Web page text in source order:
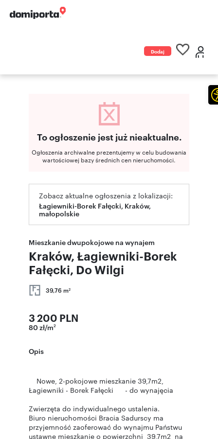
Dodaj
To ogłoszenie jest już nieaktualne.
Ogłoszenia archiwalne prezentujemy w celu budowania
wartościowej bazy średnich cen nieruchomości.
Zobacz aktualne ogłoszenia z lokalizacji:
Łagiewniki-Borek Fałęcki, Kraków,
małopolskie
Mieszkanie dwupokojowe na wynajem
Kraków, Łagiewniki-Borek
Fałęcki, Do Wilgi
39,76 m2
3 200 PLN
80 zł/m2
Opis
Nowe, 2-pokojowe mieszkanie 39,7m2,
Łagiewniki - Borek Fałęcki - do wynajęcia
Zwierzęta do indywidualnego ustalenia.
Biuro nieruchomości Bracia Sadurscy ma
przyjemność zaoferować do wynajmu Państwu
ustawne mieszkanie o powierzchni 39,7m2 na